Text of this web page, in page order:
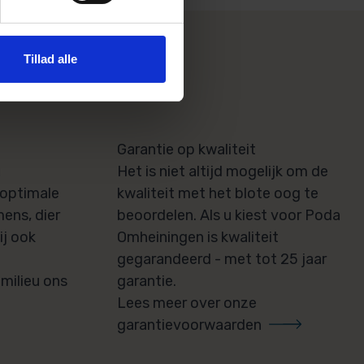
Tillad alle
dier
ook
ons
Garantie op kwaliteit
Het is niet altijd mogelijk om de
kwaliteit met het blote oog te
beoordelen. Als u kiest voor Poda
Omheiningen is kwaliteit
gegarandeerd - met tot 25 jaar
garantie.
Lees meer over onze
garantievoorwaarden